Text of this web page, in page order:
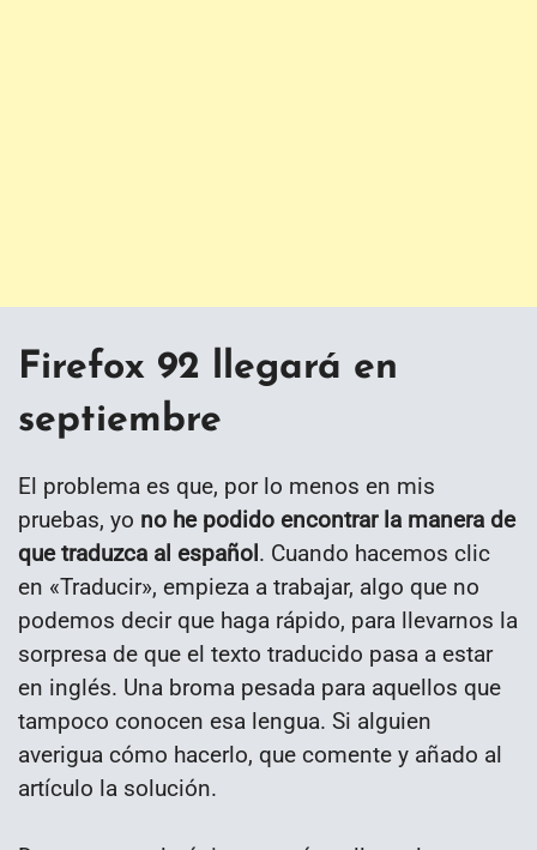
Firefox 92 llegará en
septiembre
El problema es que, por lo menos en mis
pruebas, yo no he podido encontrar la manera de
que traduzca al español. Cuando hacemos clic
en «Traducir», empieza a trabajar, algo que no
podemos decir que haga rápido, para llevarnos la
sorpresa de que el texto traducido pasa a estar
en inglés. Una broma pesada para aquellos que
tampoco conocen esa lengua. Si alguien
averigua cómo hacerlo, que comente y añado al
artículo la solución.